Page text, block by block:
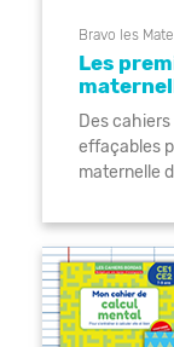
Bravo les
Les
Des
effaçables
maternelle